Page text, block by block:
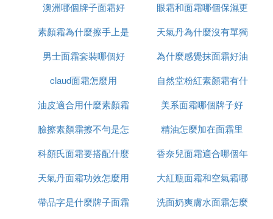
5、蘭芝玫瑰光雙效氣墊粉霜。去年推出的這款雙層
氣墊粉餅，雙層設計包含氣墊、遮瑕非常方便，另外
妝感非常服貼細致，且持妝度也很夠，行改很適合混
6、CLIONUDISM保濕遮瑕氣墊。CLIO最近推出的新
款更是既遮瑕又保濕，妝感雖然偏光澤但夠控油且非
常持妝，油肌、混合肌也能駕馭的光澤妝感！
『伍』 油性皮膚適合什麼素顏霜
CLIO 蝸牛素顏霜：
麼樣
澳洲哪個牌子面霜好
眼霜和面霜哪個保濕更
好
素顏霜為什麼擦手上是
白渣
天氣丹為什麼沒有單獨
面霜
男士面霜套裝哪個好
為什麼感覺抹面霜好油
claud面霜怎麼用
自然堂粉紅素顏霜有什
麼功效
油皮適合用什麼素顏霜
和氣墊
美系面霜哪個牌子好
臉擦素顏霜擦不勻是怎
麼回事啊
精油怎麼加在面霜里
科顏氏面霜要搭配什麼
用
香奈兒面霜適合哪個年
齡段
天氣丹面霜功效怎麼用
大紅瓶面霜和空氣霜哪
個好
帶品字是什麼牌子面霜
洗面奶爽膚水面霜怎麼